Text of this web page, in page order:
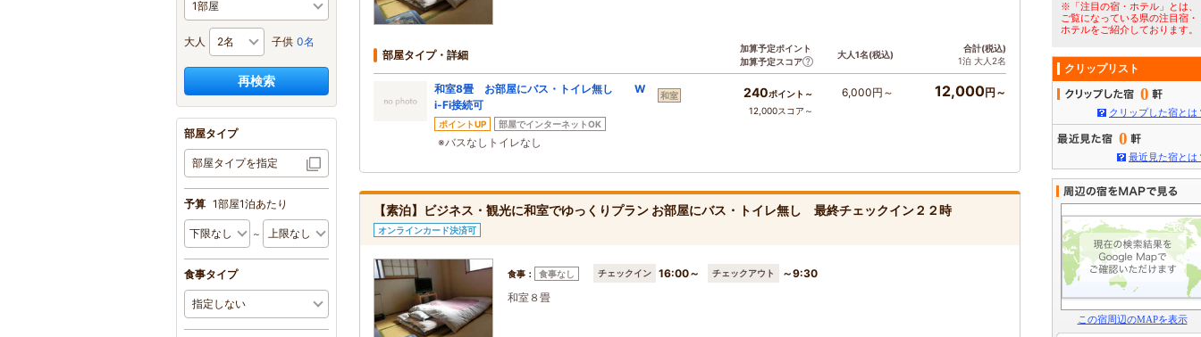
大人 子供 0名
再検索
部屋タイプ
部屋タイプを指定
予算 1部屋1泊あたり
～
食事タイプ
部屋タイプ・詳細
加算予定ポイント
加算予定スコア
大人1名(税込)
合計(税込)
1泊 大人2名
和室8畳 お部屋にバス・トイレ無し W
i-Fi接続可
ポイントUP 部屋でインターネットOK
※バスなしトイレなし
和室 240ポイント～
12,000スコア～
6,000円～ 12,000円～
【素泊】ビジネス・観光に和室でゆっくりプラン お部屋にバス・トイレ無し 最終チェックイン２２時
オンラインカード決済可
食事： 食事なし チェックイン 16:00～ チェックアウト
～9:30
和室８畳
※「注目の宿・ホテル」とは、
ご覧になっている県の注目宿・
ホテルをご紹介しております。
クリップリスト
0
クリップした宿とは
0
最近見た宿とは
この宿周辺のMAPを表示